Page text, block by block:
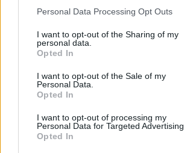
Personal Data Processing Opt Outs
I want to opt-out of the Sharing of my
personal data.
Opted In
I want to opt-out of the Sale of my
Personal Data.
Opted In
I want to opt-out of processing my
Personal Data for Targeted Advertising.
Opted In